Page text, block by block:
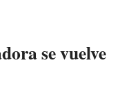
se vuelve